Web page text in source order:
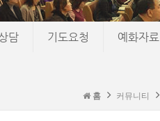
담 기도요청 예화자료
홈 커뮤니티